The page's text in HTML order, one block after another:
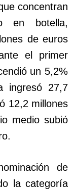
concentran
en botella,
de euros
el primer
un 5,2%
ingresó 27,7
12,2 millones
medio subió
de
la categoría